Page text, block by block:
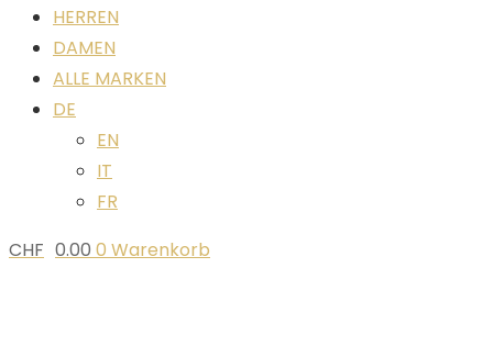
HERREN
DAMEN
ALLE MARKEN
DE
EN
IT
FR
CHF 0.00 0 Warenkorb